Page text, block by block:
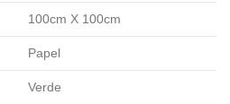
100cm X 100cm
Papel
Verde